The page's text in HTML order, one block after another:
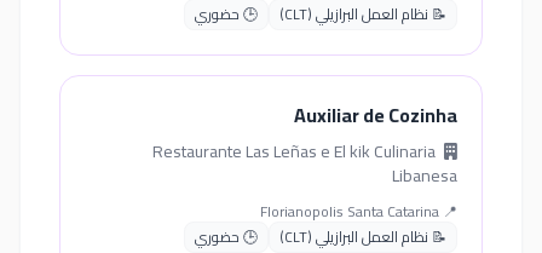
📝 نظام العمل البرازيلي (CLT)
🕒 حضوري
Auxiliar de Cozinha
Restaurante Las Leñas e El kik Culinaria
Libanesa
📍 Florianopolis Santa Catarina
📝 نظام العمل البرازيلي (CLT)
🕒 حضوري